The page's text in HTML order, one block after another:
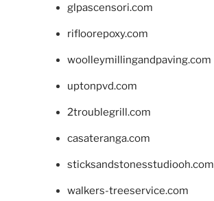
glpascensori.com
rifloorepoxy.com
woolleymillingandpaving.com
uptonpvd.com
2troublegrill.com
casateranga.com
sticksandstonesstudiooh.com
walkers-treeservice.com